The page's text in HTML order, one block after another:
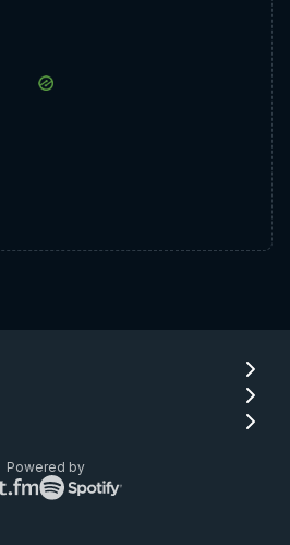
Powered by
Lastfm
লোগো